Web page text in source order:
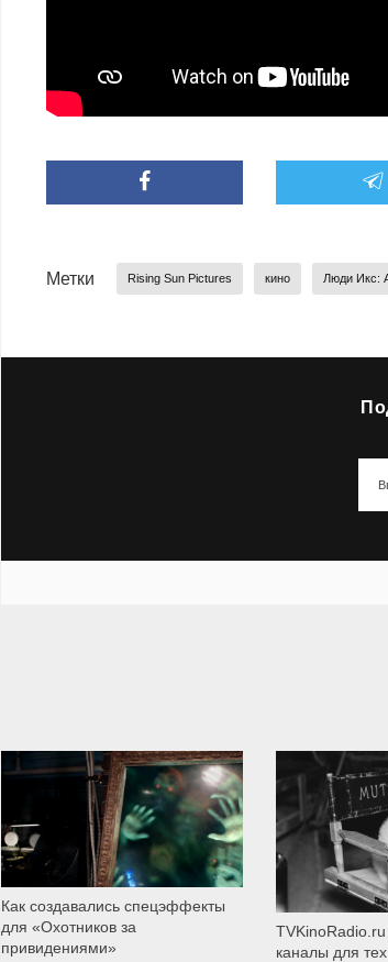
Метки Rising Sun Pictures кино Люди Икс:
Как создавались спецэффекты
для «Охотников за
привидениями»
каналы для
411